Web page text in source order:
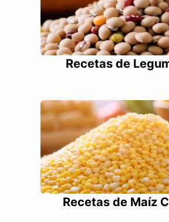
Recetas de
Recetas de Maíz